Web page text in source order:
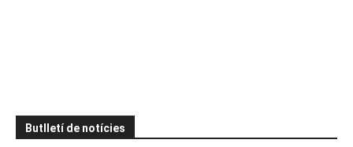
Butlletí de notícies